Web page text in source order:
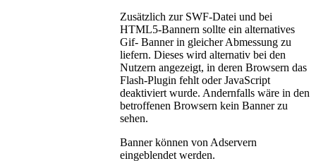
Zusätzlich zur SWF-Datei und bei
HTML5-Bannern sollte ein alternatives
Gif- Banner in gleicher Abmessung zu
liefern. Dieses wird alternativ bei den
Nutzern angezeigt, in deren Browsern das
Flash-Plugin fehlt oder JavaScript
deaktiviert wurde. Andernfalls wäre in den
betroffenen Browsern kein Banner zu
sehen.
Banner können von Adservern
eingeblendet werden.